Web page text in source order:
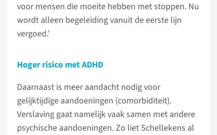
voor mensen die moeite hebben met stoppen. Nu
wordt alleen begeleiding vanuit de eerste lijn
vergoed.’
Hoger risico met ADHD
Daarnaast is meer aandacht nodig voor
gelijktijdige aandoeningen (comorbiditeit).
Verslaving gaat namelijk vaak samen met andere
psychische aandoeningen. Zo liet Schellekens al